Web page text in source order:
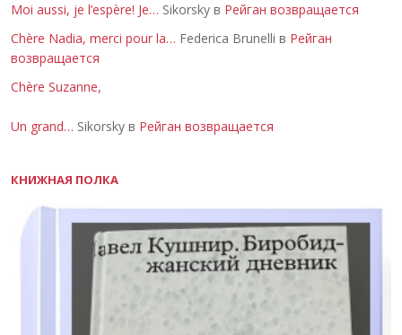
Moi aussi, je l’espère! Je… Sikorsky в Рейган возвращается
Chère Nadia, merci pour la… Federica Brunelli в Рейган
возвращается
Chère Suzanne,
Un grand… Sikorsky в Рейган возвращается
КНИЖНАЯ ПОЛКА